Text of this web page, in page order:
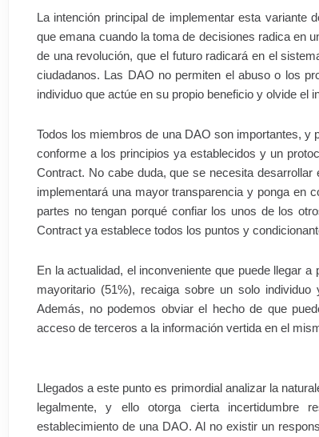
La intención principal de implementar esta variante
que emana cuando la toma de decisiones radica en
de una revolución, que el futuro radicará en el
ciudadanos. Las DAO no permiten el abuso o los
individuo que actúe en su propio beneficio y olvide el
Todos los miembros de una DAO son importantes,
conforme a los principios ya establecidos y un
Contract. No cabe duda, que se necesita
implementará una mayor transparencia y ponga en
partes no tengan porqué confiar los unos de los
Contract ya establece todos los puntos y
En la actualidad, el inconveniente que puede llegar
mayoritario (51%), recaiga sobre un solo
Además, no podemos obviar el hecho de que
acceso de terceros a la información vertida en el
Llegados a este punto es primordial analizar la
legalmente, y ello otorga cierta incertidumbre
establecimiento de una DAO. Al no existir un